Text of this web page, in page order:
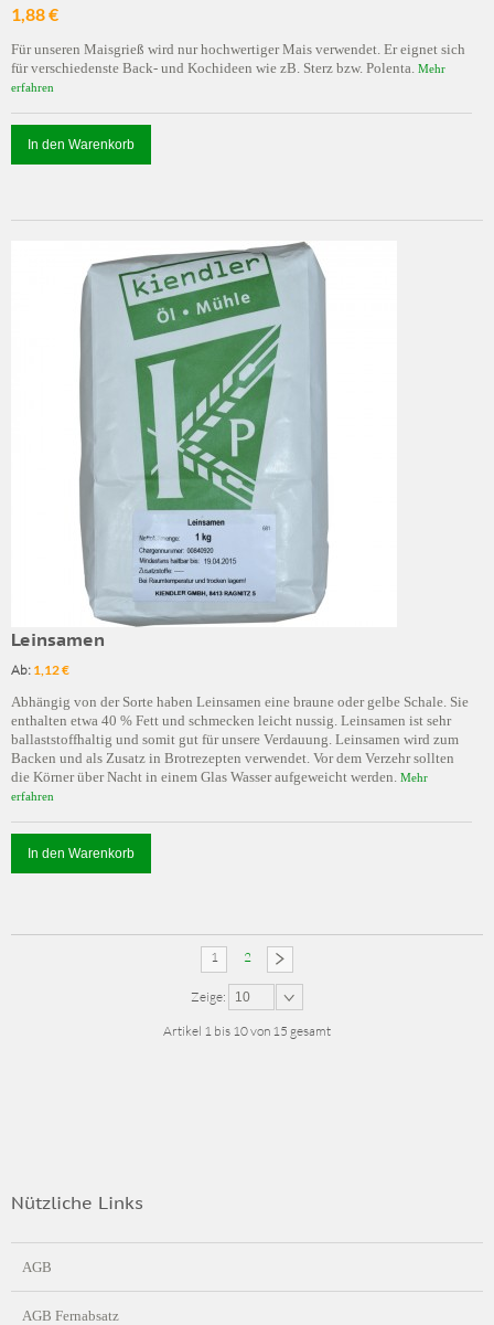
1,88 €
Für unseren Maisgrieß wird nur hochwertiger Mais verwendet. Er eignet sich
für verschiedenste Back- und Kochideen wie zB. Sterz bzw. Polenta. Mehr
erfahren
In den Warenkorb
Leinsamen
Ab: 1,12 €
Abhängig von der Sorte haben Leinsamen eine braune oder gelbe Schale. Sie
enthalten etwa 40 % Fett und schmecken leicht nussig. Leinsamen ist sehr
ballaststoffhaltig und somit gut für unsere Verdauung. Leinsamen wird zum
Backen und als Zusatz in Brotrezepten verwendet. Vor dem Verzehr sollten
die Körner über Nacht in einem Glas Wasser aufgeweicht werden. Mehr
erfahren
In den Warenkorb
1 2
Zeige: 10
Artikel 1 bis 10 von 15 gesamt
Nützliche Links
AGB
AGB Fernabsatz